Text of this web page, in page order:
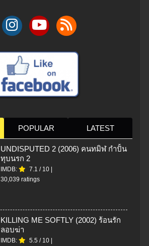
POPULAR LATEST
UNDISPUTED 2 (2006) คนทมิฬ กำปั้น
ทุบนรก 2
IMDB: 7.1 / 10 |
30,039 ratings
KILLING ME SOFTLY (2002) ร้อนรัก
ลอบฆ่า
IMDB: 5.5 / 10 |